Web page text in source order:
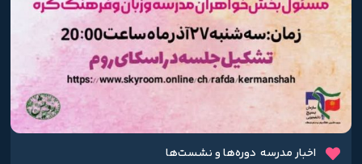
اخبار مدرسه دوره‌ها و نشست‌ها